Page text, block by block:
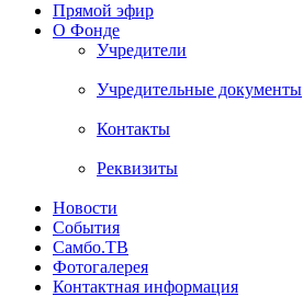
Прямой эфир
О Фонде
Учредители
Учредительные документы
Контакты
Реквизиты
Новости
События
Самбо.ТВ
Фотогалерея
Контактная информация